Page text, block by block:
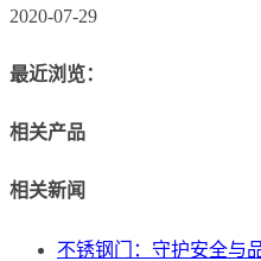
2020-07-29
最近浏览：
相关产品
相关新闻
不锈钢门：守护安全与